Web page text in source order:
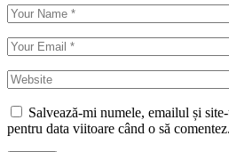
Salvează-mi numele, emailul și
pentru data viitoare când o să comentez.